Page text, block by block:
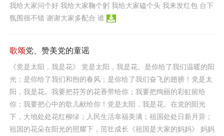
我给大家问个好 我给大家鞠个躬 我给大家磕个头 我来发红包 台下
氛围很不错 谢谢大家多配合 谁
歌颂党、赞美党的童谣
《党是太阳，我是花》 党是太阳，我是花。是你给了我们温暖的阳
光；是你给了我们和煦的春风；是你给了我们奋飞的翅膀！党是太
阳，我是花。我要把芬芳的花香带给你；我要把绚丽的彩虹留给
你；我要把心中的歌儿献给你！党是太阳，我是花。在党的阳光
下，大地处处花红柳绿；人民生活幸福美满；祖国处处日新月异；
祖国的花朵在阳光的照耀下，茁壮成长《祖国是大家的妈妈》 妈妈